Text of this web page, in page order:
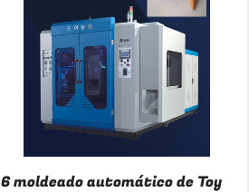
6 moldeado automático de Toy